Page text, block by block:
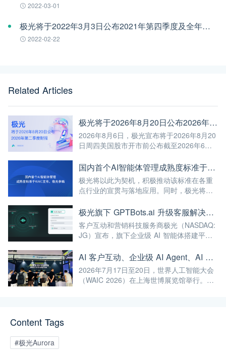
2022-03-01
极光将于2022年3月3日公布2021年第四季度及全年财报
2022-02-22
Related Articles
极光将于2026年8月20日公布2026年第二季度财报
2026年8月6日，极光宣布将于2026年8月20
日周四美国股市开市前公布截至2026年6月
国内首个AI智能体管理成熟度标准于WAIC发布，极光参编
极光将以此为契机，积极推动该标准在各重
点行业的宣贯与落地应用。同时，极光将继
融入自身的产品与服务中，赋能更多企业实
现智能化转型，为我国人工智能产业规模
化、高端化发展注入强劲动能！
极光旗下 GPTBots.ai 升级客服解决方案：Audio Agent 打通企业通信线路，LINE 客服插件 2.0 同步上线
客户互动和营销科技服务商极光（NASDAQ:
JG）宣布，旗下企业级 AI 智能体搭建平台
Agent 正式支持通过 SIP 协议与 Twilio 对接
企业通信系统；LINE 客服插件 2.0 完成界面
重构并新增通知功能。
AI 客户互动、企业级 AI Agent、AI 内容生成集中亮相！极光旗下EngageLab WAIC 2026 现场回顾
2026年7月17日至20日，世界人工智能大会
（WAIC 2026）在上海世博展览馆举行。极
Content Tags
#极光Aurora